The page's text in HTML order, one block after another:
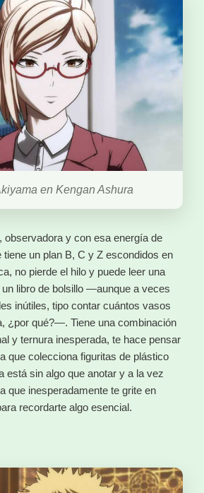
en Kengan Ashura
observadora y con esa energía de
tiene un plan B, C y Z escondidos en
no pierde el hilo y puede leer una
libro de bolsillo —aunque a veces
inútiles, tipo contar cuántos vasos
¿por qué?—. Tiene una combinación
y ternura inesperada, te hace pensar
que colecciona figuritas de plástico
está sin algo que anotar y a la vez
que inesperadamente te grite en
recordarte algo esencial.